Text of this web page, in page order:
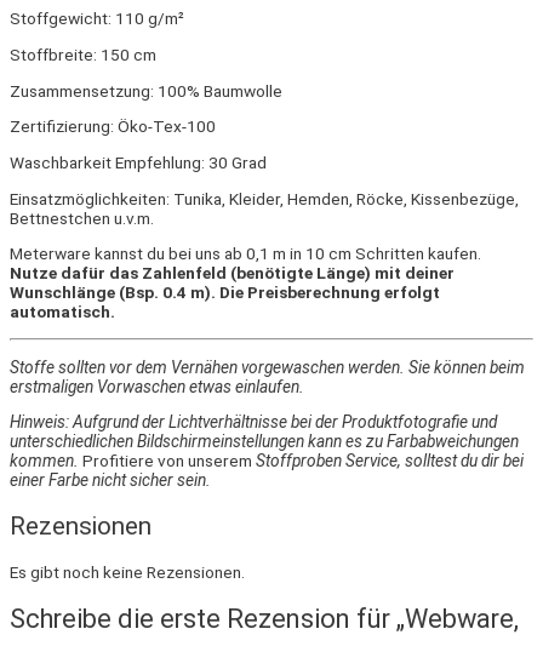
Stoffgewicht: 110 g/m²
Stoffbreite: 150 cm
Zusammensetzung: 100% Baumwolle
Zertifizierung: Öko-Tex-100
Waschbarkeit Empfehlung: 30 Grad
Einsatzmöglichkeiten: Tunika, Kleider, Hemden, Röcke, Kissenbezüge,
Bettnestchen u.v.m.
Meterware kannst du bei uns ab 0,1 m in 10 cm Schritten kaufen.
Nutze dafür das Zahlenfeld (benötigte Länge) mit deiner
Wunschlänge (Bsp. 0.4 m). Die Preisberechnung erfolgt
automatisch.
Stoffe sollten vor dem Vernähen vorgewaschen werden. Sie können beim
erstmaligen Vorwaschen etwas einlaufen.
Hinweis: Aufgrund der Lichtverhältnisse bei der Produktfotografie und
unterschiedlichen Bildschirmeinstellungen kann es zu Farbabweichungen
kommen. Profitiere von unserem Stoffproben Service, solltest du dir bei
einer Farbe nicht sicher sein.
Rezensionen
Es gibt noch keine Rezensionen.
Schreibe die erste Rezension für „Webware,